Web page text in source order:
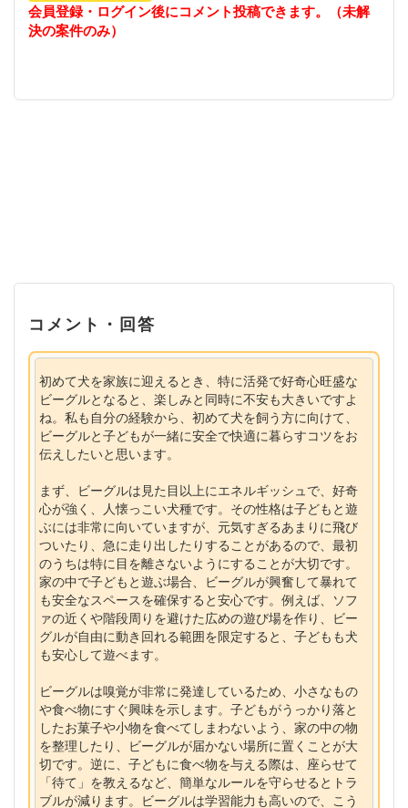
会員登録・ログイン後にコメント投稿できます。（未解
決の案件のみ）
コメント・回答
初めて犬を家族に迎えるとき、特に活発で好奇心旺盛な
ビーグルとなると、楽しみと同時に不安も大きいですよ
ね。私も自分の経験から、初めて犬を飼う方に向けて、
ビーグルと子どもが一緒に安全で快適に暮らすコツをお
伝えしたいと思います。
まず、ビーグルは見た目以上にエネルギッシュで、好奇
心が強く、人懐っこい犬種です。その性格は子どもと遊
ぶには非常に向いていますが、元気すぎるあまりに飛び
ついたり、急に走り出したりすることがあるので、最初
のうちは特に目を離さないようにすることが大切です。
家の中で子どもと遊ぶ場合、ビーグルが興奮して暴れて
も安全なスペースを確保すると安心です。例えば、ソフ
ァの近くや階段周りを避けた広めの遊び場を作り、ビー
グルが自由に動き回れる範囲を限定すると、子どもも犬
も安心して遊べます。
ビーグルは嗅覚が非常に発達しているため、小さなもの
や食べ物にすぐ興味を示します。子どもがうっかり落と
したお菓子や小物を食べてしまわないよう、家の中の物
を整理したり、ビーグルが届かない場所に置くことが大
切です。逆に、子どもに食べ物を与える際は、座らせて
「待て」を教えるなど、簡単なルールを守らせるとトラ
ブルが減ります。ビーグルは学習能力も高いので、こう